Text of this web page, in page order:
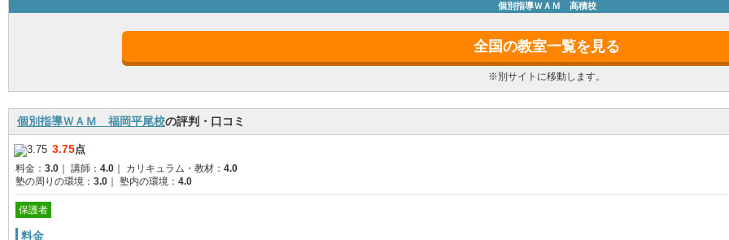
個別指導ＷＡＭ 高積校
全国の教室一覧を見る
※別サイトに移動します。
個別指導ＷＡＭ 福岡平尾校の評判・口コミ
3.75点
料金： 3.0 講師： 4.0 カリキュラム・教材： 4.0
塾の周りの環境： 3.0 塾内の環境： 4.0
保護者
料金